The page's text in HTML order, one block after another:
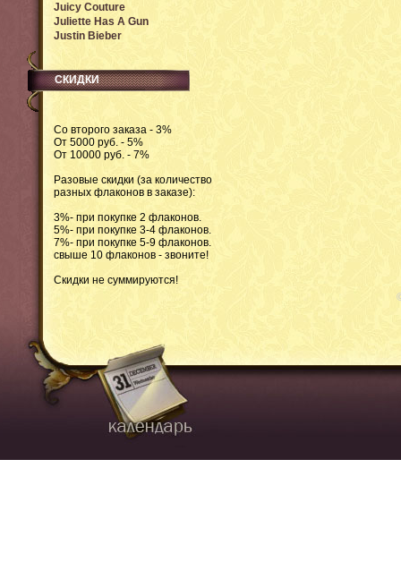
Juicy Couture
Juliette Has A Gun
Justin Bieber
СКИДКИ
Со второго заказа - 3%
От 5000 руб. - 5%
От 10000 руб. - 7%
Разовые скидки (за количество
разных флаконов в заказе):
3%- при покупке 2 флаконов.
5%- при покупке 3-4 флаконов.
7%- при покупке 5-9 флаконов.
свыше 10 флаконов - звоните!
Скидки не суммируются!